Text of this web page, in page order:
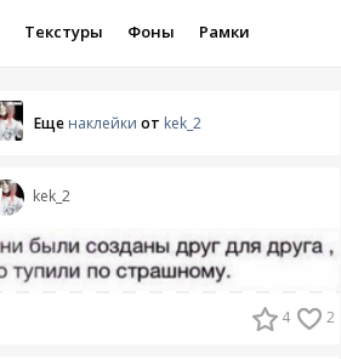
Текстуры Фоны Рамки
Еще наклейки от kek_2
kek_2
4 2